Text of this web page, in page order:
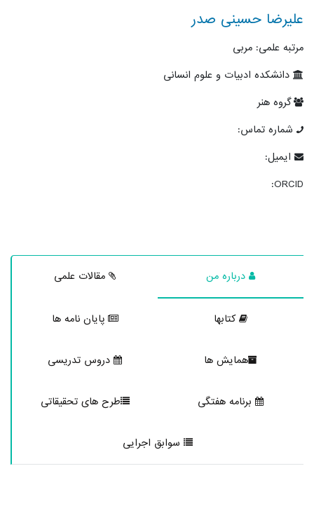
علیرضا حسینی صدر
مرتبه علمی: مربی
دانشکده ادبیات و علوم انسانی
گروه هنر
شماره تماس:
ایمیل:
ORCID:
درباره من مقالات علمی
کتابها پایان نامه ها
همایش ها دروس تدریسی
برنامه هفتگی طرح های تحقیقاتی
سوابق اجرایی